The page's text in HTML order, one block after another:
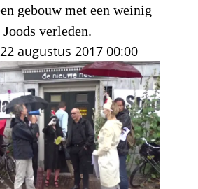
gebouw met een weinig
Joods verleden.
22 augustus 2017 00:00